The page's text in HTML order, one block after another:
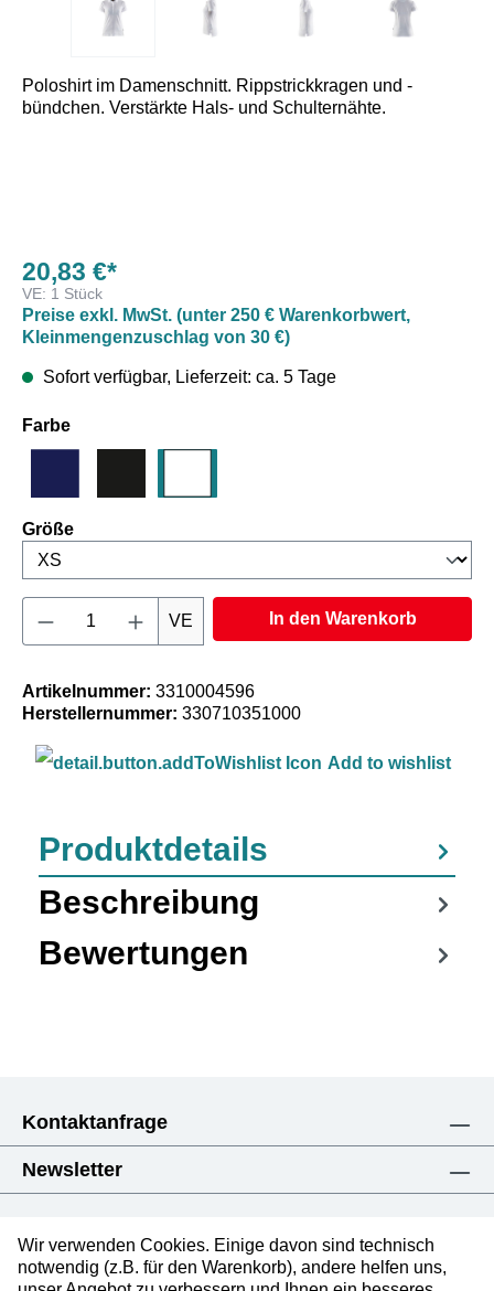
Poloshirt im Damenschnitt. Rippstrickkragen und -
bündchen. Verstärkte Hals- und Schulternähte.
20,83 €*
VE: 1 Stück
Preise exkl. MwSt. (unter 250 € Warenkorbwert,
Kleinmengenzuschlag von 30 €)
Sofort verfügbar, Lieferzeit: ca. 5 Tage
Farbeauswählen
Größeauswählen
Produkt Anzahl: Gib den gewünschten
VE In den Warenkorb
Artikelnummer: 3310004596
Herstellernummer: 330710351000
Add to wishlist
Produktdetails
Beschreibung
Bewertungen
Kontaktanfrage
Newsletter
Wir verwenden Cookies. Einige davon sind technisch
notwendig (z.B. für den Warenkorb), andere helfen uns,